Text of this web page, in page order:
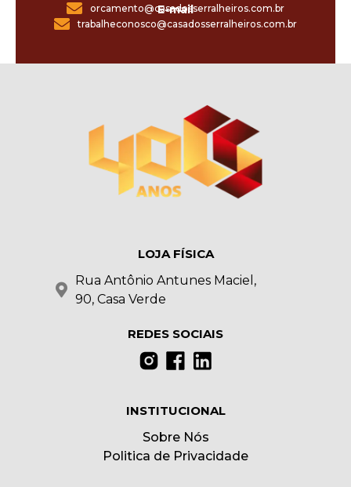
E-mail
orcamento@casadosserralheiros.com.br
trabalheconosco@casadosserralheiros.com.br
LOJA FÍSICA
Rua Antônio Antunes Maciel,
90, Casa Verde
REDES SOCIAIS
INSTITUCIONAL
Sobre Nós
Politica de Privacidade